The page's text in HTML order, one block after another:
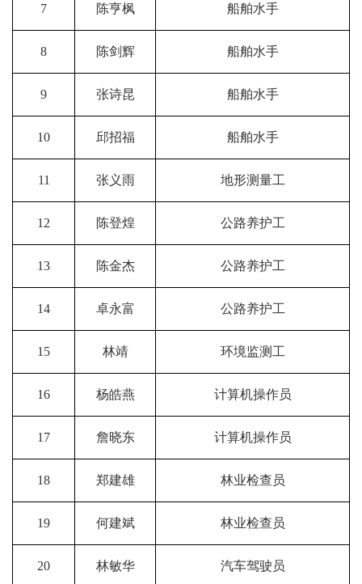
7 陈亨枫 船舶水手
8 陈剑辉 船舶水手
9 张诗昆 船舶水手
10 邱招福 船舶水手
11 张义雨 地形测量工
12 陈登煌 公路养护工
13 陈金杰 公路养护工
14 卓永富 公路养护工
15 林靖 环境监测工
16 杨皓燕 计算机操作员
17 詹晓东 计算机操作员
18 郑建雄 林业检查员
19 何建斌 林业检查员
20 林敏华 汽车驾驶员